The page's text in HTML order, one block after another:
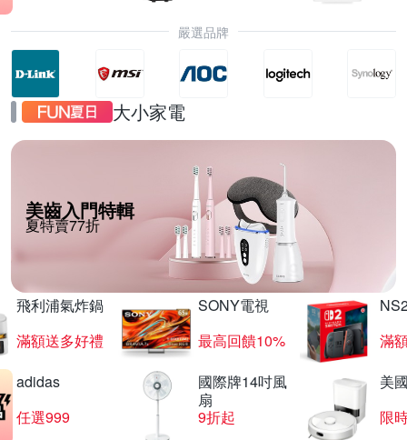
嚴選品牌
大小家電
美齒入門特輯
夏特賣77折
飛利浦氣炸鍋
滿額送多好禮
SONY電視
最高回饋10%
滿
adidas
任選999
國際牌14吋風
扇
9折起
美
限